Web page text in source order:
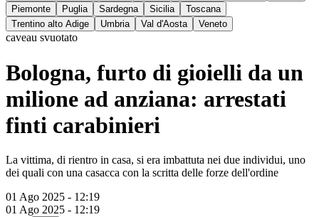
Piemonte
Puglia Sardegna Sicilia
Toscana
Trentino alto Adige
Umbria Val d'Aosta Veneto
caveau svuotato
Bologna, furto di gioielli da un
milione ad anziana: arrestati
finti carabinieri
La vittima, di rientro in casa, si era imbattuta nei due individui, uno
dei quali con una casacca con la scritta delle forze dell'ordine
01 Ago 2025 - 12:19
01 Ago 2025 - 12:19